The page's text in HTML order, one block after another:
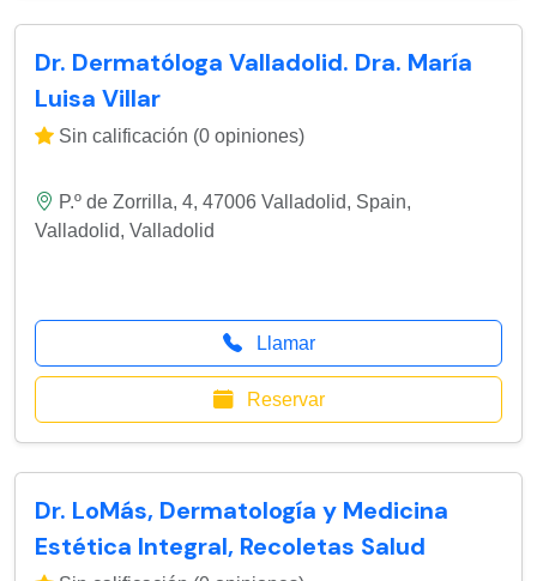
Dr. Dermatóloga Valladolid. Dra. María
Luisa Villar
Sin calificación (0 opiniones)
P.º de Zorrilla, 4, 47006 Valladolid, Spain,
Valladolid, Valladolid
Llamar
Reservar
Dr. LoMás, Dermatología y Medicina
Estética Integral, Recoletas Salud